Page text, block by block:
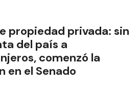
propiedad privada: sin
del país a
comenzó la
en el Senado